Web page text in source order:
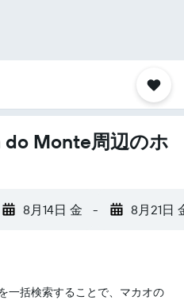
Monte周辺のホ
8月14日 金 - 8月21日
一括検索することで、マカオ​の